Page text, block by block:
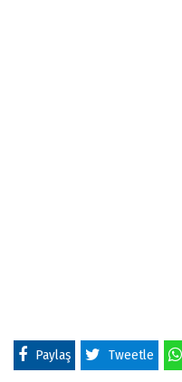
Paylaş Tweetle